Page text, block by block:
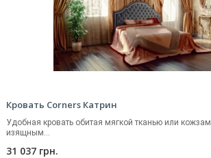
Кровать Corners Катрин
Удобная кровать обитая мягкой тканью или
изящным...
31 037 грн.